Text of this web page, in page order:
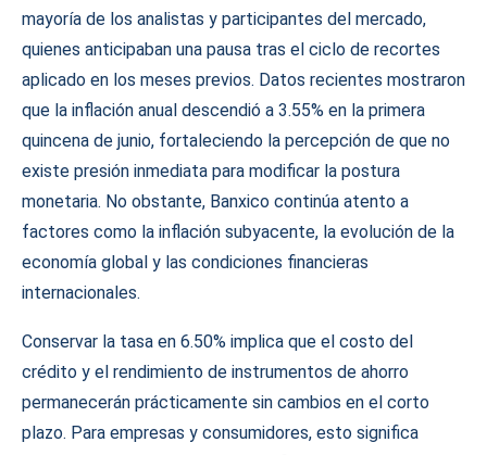
mayoría de los analistas y participantes del mercado,
quienes anticipaban una pausa tras el ciclo de recortes
aplicado en los meses previos. Datos recientes mostraron
que la inflación anual descendió a 3.55% en la primera
quincena de junio, fortaleciendo la percepción de que no
existe presión inmediata para modificar la postura
monetaria. No obstante, Banxico continúa atento a
factores como la inflación subyacente, la evolución de la
economía global y las condiciones financieras
internacionales.
Conservar la tasa en 6.50% implica que el costo del
crédito y el rendimiento de instrumentos de ahorro
permanecerán prácticamente sin cambios en el corto
plazo. Para empresas y consumidores, esto significa